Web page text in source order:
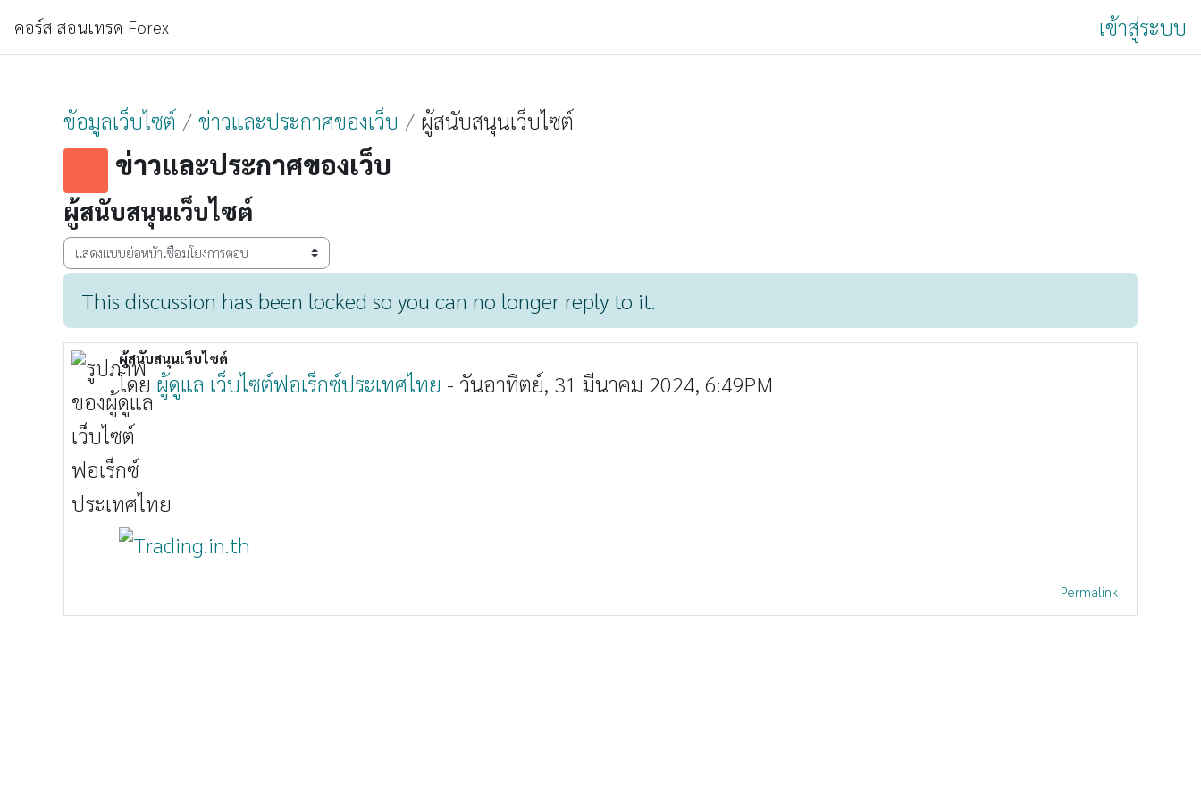
ข้ามไปที่เนื้อหาหลัก
คอร์ส สอนเทรด Forex เข้าสู่ระบบ
ข้อมูลเว็บไซต์ ข่าวและประกาศของเว็บ ผู้สนับสนุนเว็บไซต์
ข่าวและประกาศของเว็บ
ผู้สนับสนุนเว็บไซต์
Display mode
This discussion has been locked so you can no longer reply to it.
ผู้สนับสนุนเว็บไซต์
โดย ผู้ดูแล เว็บไซต์ฟอเร็กซ์ประเทศไทย - วันอาทิตย์, 31 มีนาคม 2024, 6:49PM
Number of replies: 0
Permalink